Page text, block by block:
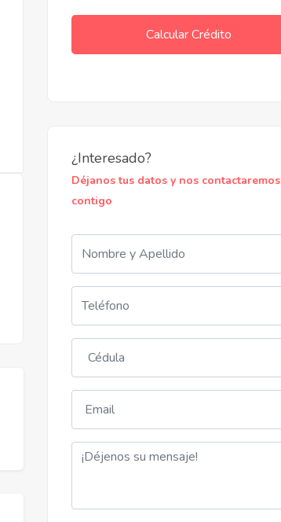
Calcular Crédito
¿Interesado?
Déjanos tus datos y nos contactaremos
contigo